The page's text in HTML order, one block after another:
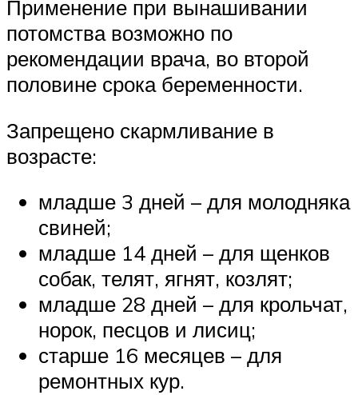
Применение при вынашивании
потомства возможно по
рекомендации врача, во второй
половине срока беременности.
Запрещено скармливание в
возрасте:
младше 3 дней – для молодняка
свиней;
младше 14 дней – для щенков
собак, телят, ягнят, козлят;
младше 28 дней – для крольчат,
норок, песцов и лисиц;
старше 16 месяцев – для
ремонтных кур.